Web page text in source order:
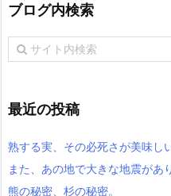
ブログ内検索
最近の投稿
熟する実、その必死さが美味しい
また、あの地で大きな地震があ
熊の秘密、杉の秘密。